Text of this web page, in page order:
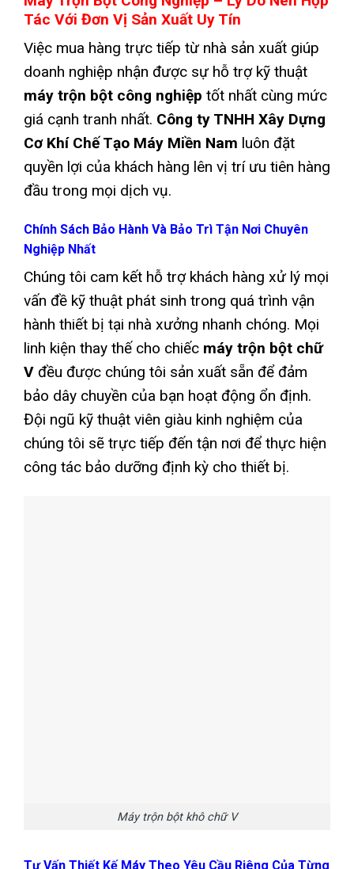
Tác Với Đơn Vị Sản Xuất Uy Tín
Việc mua hàng trực tiếp từ nhà sản xuất giúp
doanh nghiệp nhận được sự hỗ trợ kỹ thuật
máy trộn bột công nghiệp tốt nhất cùng mức
giá cạnh tranh nhất. Công ty TNHH Xây Dựng
Cơ Khí Chế Tạo Máy Miền Nam luôn đặt
quyền lợi của khách hàng lên vị trí ưu tiên hàng
đầu trong mọi dịch vụ.
Chính Sách Bảo Hành Và Bảo Trì Tận Nơi Chuyên
Nghiệp Nhất
Chúng tôi cam kết hỗ trợ khách hàng xử lý mọi
vấn đề kỹ thuật phát sinh trong quá trình vận
hành thiết bị tại nhà xưởng nhanh chóng. Mọi
linh kiện thay thế cho chiếc máy trộn bột chữ
V đều được chúng tôi sản xuất sẵn để đảm
bảo dây chuyền của bạn hoạt động ổn định.
Đội ngũ kỹ thuật viên giàu kinh nghiệm của
chúng tôi sẽ trực tiếp đến tận nơi để thực hiện
công tác bảo dưỡng định kỳ cho thiết bị.
Máy trộn bột khô chữ V
Tư Vấn Thiết Kế Máy Theo Yêu Cầu Riêng Của Từng